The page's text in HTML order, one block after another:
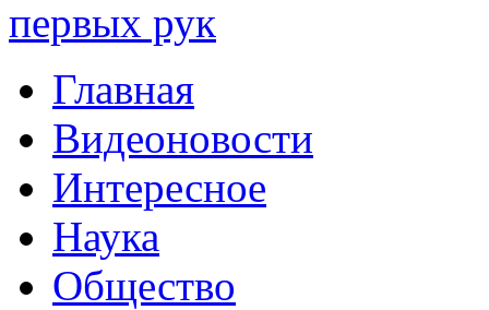
Главная
Видеоновости
Интересное
Наука
Общество